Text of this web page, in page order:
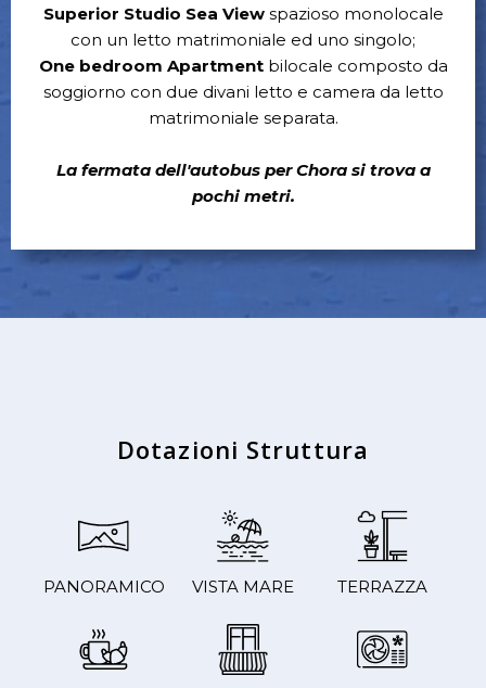
Superior Studio Sea Viewspazioso monolocale
con un letto matrimoniale ed uno singolo;
One bedroom Apartmentbilocale composto da
soggiorno con due divani letto e camera da letto
matrimoniale separata.
La fermata dell'autobus per Chora si trova a
pochi metri.
Dotazioni Struttura
PANORAMICO VISTA MARE TERRAZZA